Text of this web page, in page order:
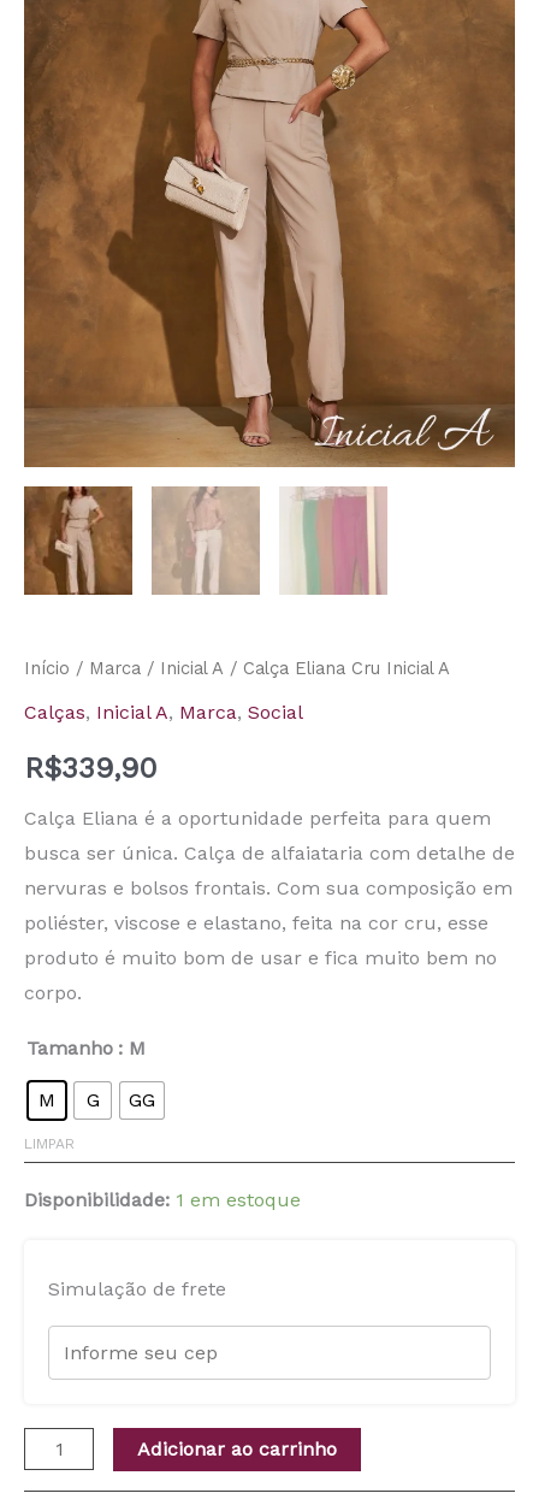
Início / Marca / Inicial A / Calça Eliana Cru Inicial A
Calças, Inicial A, Marca, Social
R$339,90
Calça Eliana é a oportunidade perfeita para quem
busca ser única. Calça de alfaiataria com detalhe de
nervuras e bolsos frontais. Com sua composição em
poliéster, viscose e elastano, feita na cor cru, esse
produto é muito bom de usar e fica muito bem no
corpo.
Tamanho : M
M G GG
LIMPAR
Disponibilidade: 1 em estoque
Simulação de frete
quantidade
Adicionar ao carrinho